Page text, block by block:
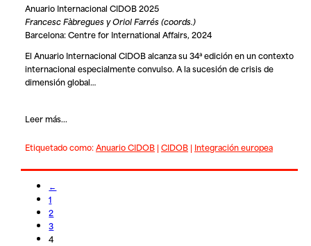
Anuario Internacional CIDOB 2025
Francesc Fàbregues y Oriol Farrés (coords.)
Barcelona: Centre for International Affairs, 2024
El Anuario Internacional CIDOB alcanza su 34ª edición en un contexto
internacional especialmente convulso. A la sucesión de crisis de
dimensión global…
Leer más...
Etiquetado como:Anuario CIDOB| CIDOB| Integración europea
←
1
2
3
4